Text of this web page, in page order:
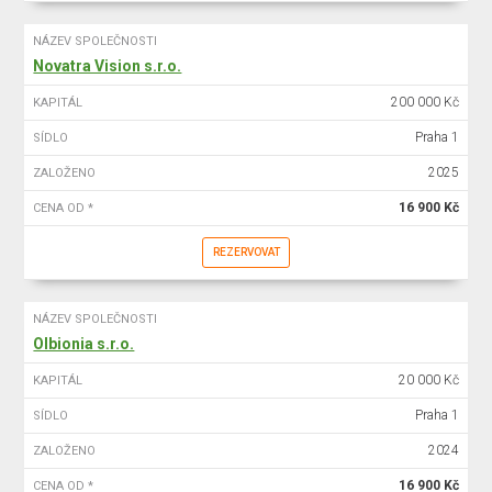
NÁZEV SPOLEČNOSTI
Novatra Vision s.r.o.
KAPITÁL 200 000 Kč
SÍDLO Praha 1
ZALOŽENO 2025
CENA OD * 16 900 Kč
REZERVOVAT
NÁZEV SPOLEČNOSTI
Olbionia s.r.o.
KAPITÁL 20 000 Kč
SÍDLO Praha 1
ZALOŽENO 2024
CENA OD * 16 900 Kč